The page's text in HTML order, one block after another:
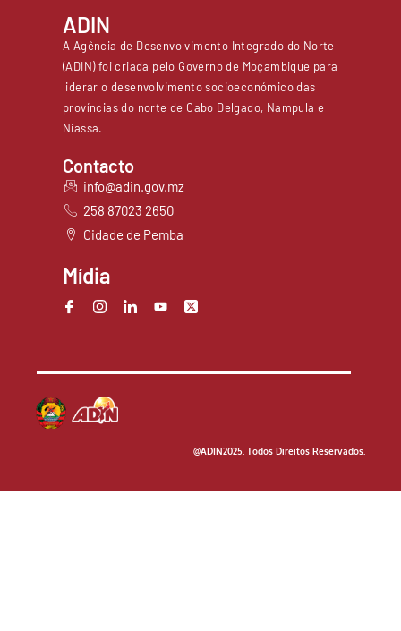
ADIN
A Agência de Desenvolvimento Integrado do Norte
(ADIN) foi criada pelo Governo de Moçambique para
liderar o desenvolvimento socioeconómico das
províncias do norte de Cabo Delgado, Nampula e
Niassa.
Contacto
info@adin.gov.mz
258 87023 2650
Cidade de Pemba
Mídia
@ADIN2025. Todos Direitos Reservados.